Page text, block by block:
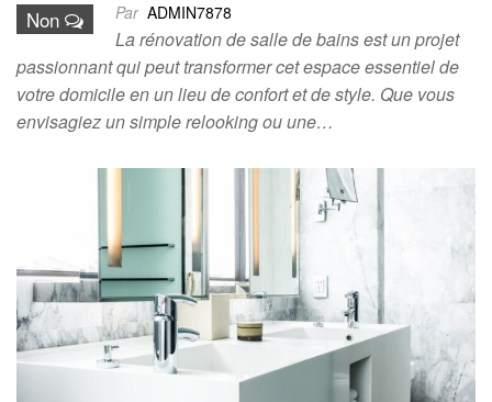
Non Par ADMIN7878
La rénovation de salle de bains est un projet
passionnant qui peut transformer cet espace essentiel de
votre domicile en un lieu de confort et de style. Que vous
envisagiez un simple relooking ou une…